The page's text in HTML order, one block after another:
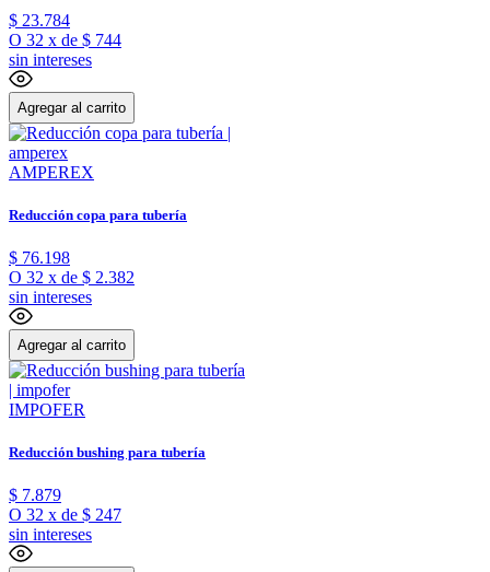
$ 23.784
O 32 x de $ 744
sin intereses
Agregar al carrito
AMPEREX
Reducción copa para tubería
$ 76.198
O 32 x de $ 2.382
sin intereses
Agregar al carrito
IMPOFER
Reducción bushing para tubería
$ 7.879
O 32 x de $ 247
sin intereses